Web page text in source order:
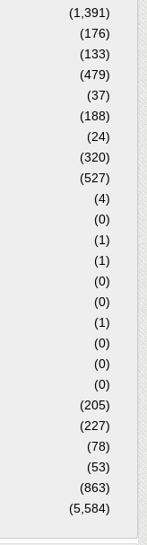
(1,391)
(176)
(133)
(479)
(37)
(188)
(24)
(320)
(527)
(4)
(0)
(1)
(1)
(0)
(0)
(1)
(0)
(0)
(0)
(205)
(227)
(78)
(53)
(863)
(5,584)